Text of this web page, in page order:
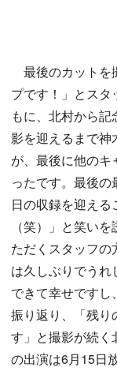
最後のカットを
プです！」とスタ
もに、北村から
影を迎えるまで神
が、最後に他の
ったです。最後
日の収録を迎え
（笑）」と笑い
ただくスタッフ
は久しぶりでう
できて幸せですし
振り返り、「残り
す」と撮影が続く
の出演は6月15日